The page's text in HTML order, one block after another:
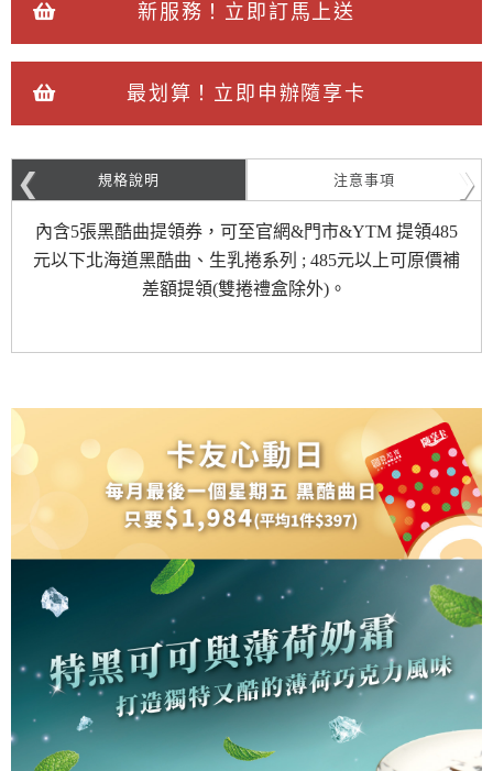
新服務！立即訂馬上送
最划算！立即申辦隨享卡
規格說明 注意事項
內含5張黑酷曲提領券，可至官網&門市&YTM 提領485
元以下北海道黑酷曲、 生乳捲系列 ; 485元以上可原價補
差額提領(雙捲禮盒除外)。